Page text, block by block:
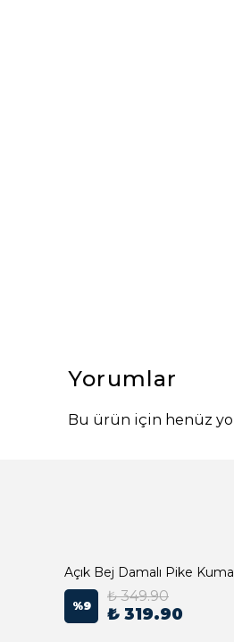
Yorumlar
Bu ürün için henüz
Açık Bej Damalı Pike
%9
₺ 349.90
₺ 319.90